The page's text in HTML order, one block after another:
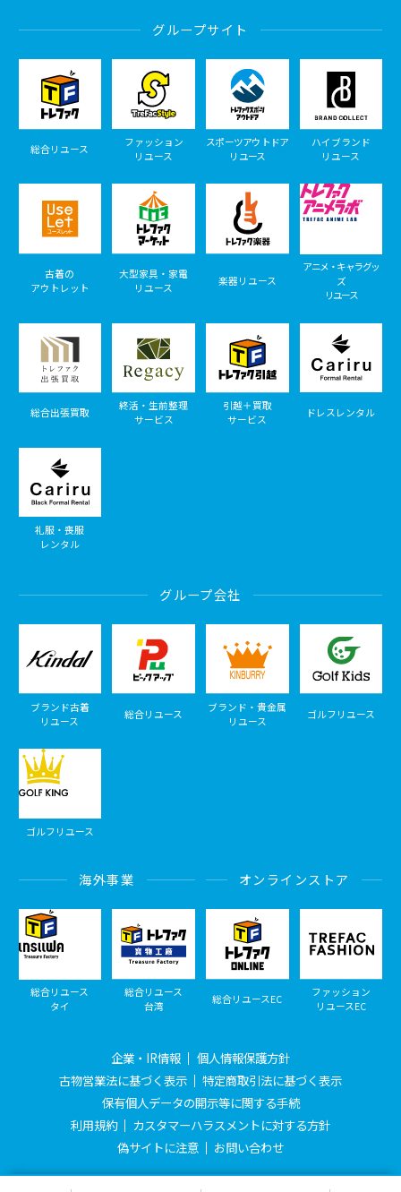
グループサイト
総合リユース
ファッション
リユース
スポーツアウトドア
リユース
ハイブランド
リユース
古着の
アウトレット
大型家具・家電
リユース
楽器リユース
アニメ・キャラグッ
ズ
リユース
総合出張買取
終活・生前整理
サービス
引越＋買取
サービス
ドレスレンタル
礼服・喪服
レンタル
グループ会社
ブランド古着
リユース
総合リユース
ブランド・貴金属
リユース
ゴルフリユース
ゴルフリユース
海外事業
総合リユース
タイ
総合リユース
台湾
オンラインストア
総合リユースEC
ファッション
リユースEC
企業・IR情報
個人情報保護方針
古物営業法に基づく表示
特定商取引法に基づく表示
保有個人データの開示等に関する手続
利用規約
カスタマーハラスメントに対する方針
偽サイトに注意
お問い合わせ